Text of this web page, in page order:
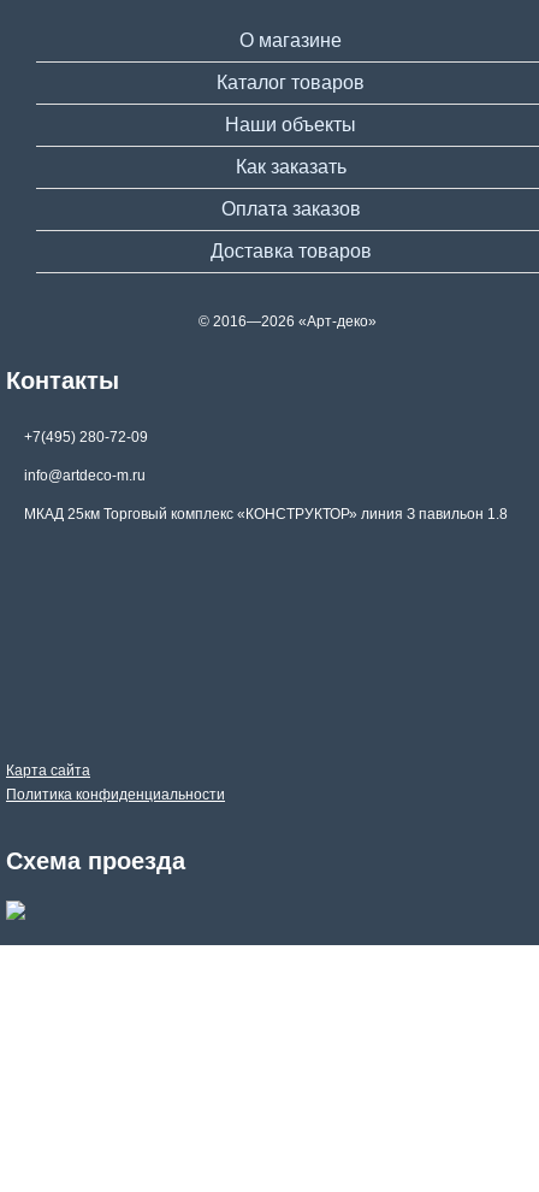
О магазине
Каталог товаров
Наши объекты
Как заказать
Оплата заказов
Доставка товаров
© 2016—2026 «Арт-деко»
Контакты
+7(495) 280-72-09
info@artdeco-m.ru
МКАД 25км Торговый комплекс «КОНСТРУКТОР» линия З павильон 1.8
Карта сайта
Политика конфиденциальности
Схема проезда